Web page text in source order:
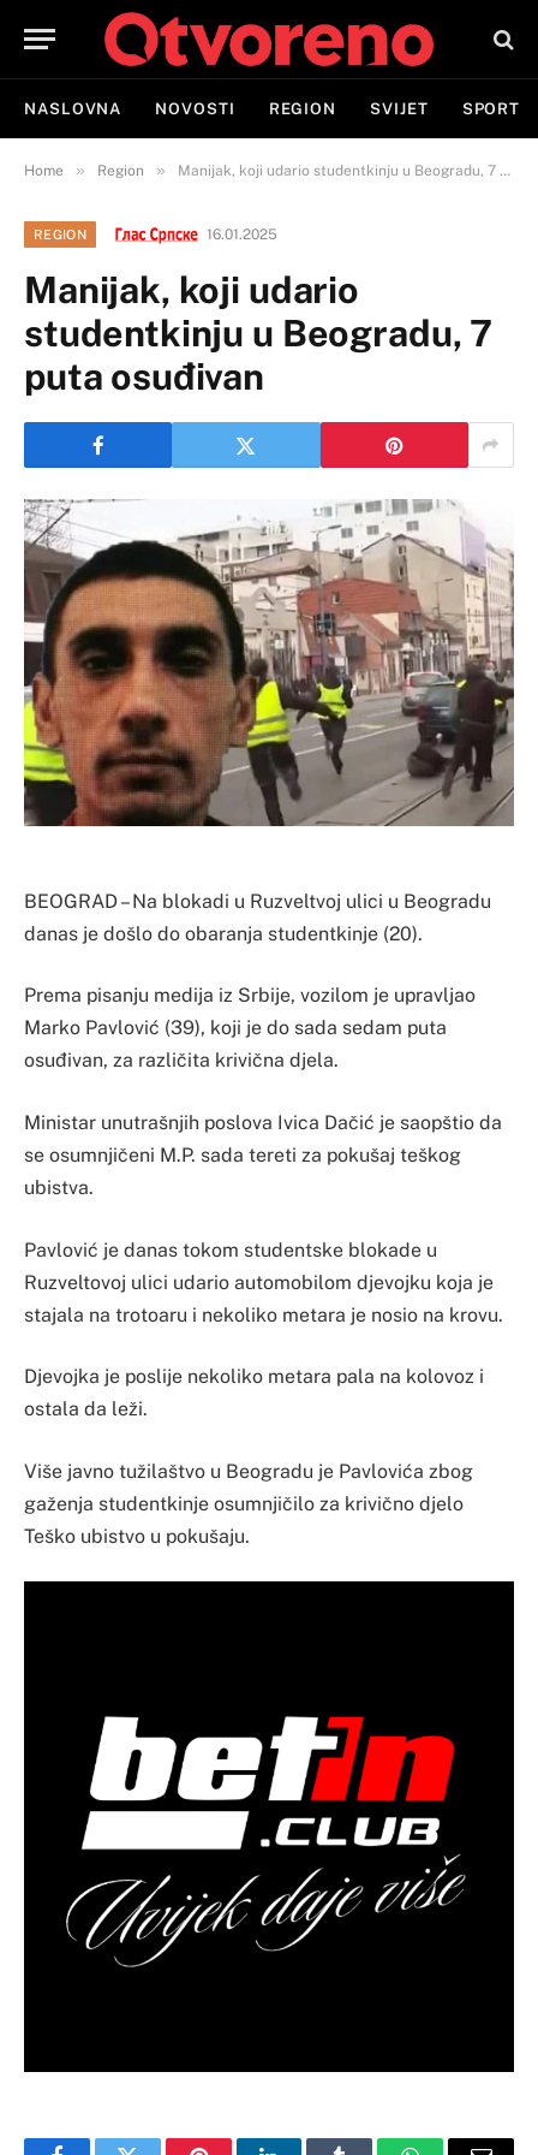
NASLOVNA NOVOSTI REGION SVIJET SPORT
Home » Region » Manijak, koji udario studentkinju u Beogradu, 7 puta osuđivan
REGION 16.01.2025
Manijak, koji udario
studentkinju u Beogradu, 7
puta osuđivan
BEOGRAD – Na blokadi u Ruzveltvoj ulici u Beogradu
danas je došlo do obaranja studentkinje (20).
Prema pisanju medija iz Srbije, vozilom je upravljao
Marko Pavlović (39), koji je do sada sedam puta
osuđivan, za različita krivična djela.
Ministar unutrašnjih poslova Ivica Dačić je saopštio da
se osumnjičeni M.P. sada tereti za pokušaj teškog
ubistva.
Pavlović je danas tokom studentske blokade u
Ruzveltovoj ulici udario automobilom djevojku koja je
stajala na trotoaru i nekoliko metara je nosio na krovu.
Djevojka je poslije nekoliko metara pala na kolovoz i
ostala da leži.
Više javno tužilaštvo u Beogradu je Pavlovića zbog
gaženja studentkinje osumnjičilo za krivično djelo
Teško ubistvo u pokušaju.